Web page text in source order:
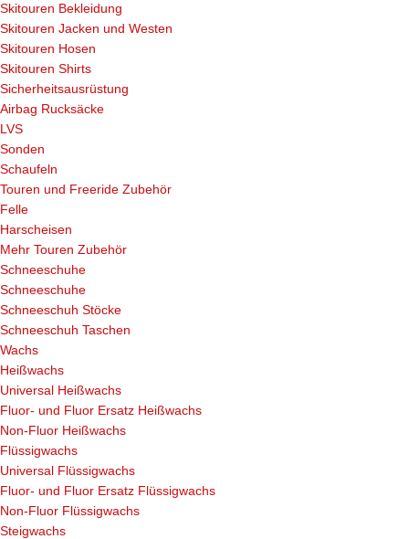
Skitouren Bekleidung
Skitouren Jacken und Westen
Skitouren Hosen
Skitouren Shirts
Sicherheitsausrüstung
Airbag Rucksäcke
LVS
Sonden
Schaufeln
Touren und Freeride Zubehör
Felle
Harscheisen
Mehr Touren Zubehör
Schneeschuhe
Schneeschuhe
Schneeschuh Stöcke
Schneeschuh Taschen
Wachs
Heißwachs
Universal Heißwachs
Fluor- und Fluor Ersatz Heißwachs
Non-Fluor Heißwachs
Flüssigwachs
Universal Flüssigwachs
Fluor- und Fluor Ersatz Flüssigwachs
Non-Fluor Flüssigwachs
Steigwachs